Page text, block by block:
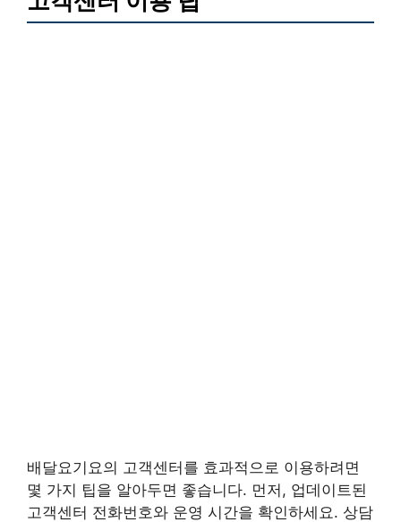
배달요기요의 고객센터를 효과적으로 이용하려면
몇 가지 팁을 알아두면 좋습니다. 먼저, 업데이트된
고객센터 전화번호와 운영 시간을 확인하세요. 상담